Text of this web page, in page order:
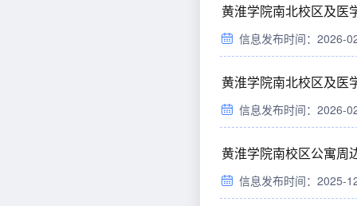
黄淮学院南北校区及医
信息发布时间：2026-
黄淮学院南北校区及医
信息发布时间：2026-
黄淮学院南校区公寓周
信息发布时间：2025-